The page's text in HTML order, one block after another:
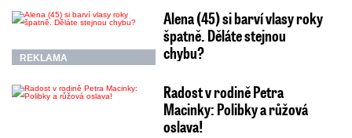
REKLAMA
Alena (45) si barví vlasy roky
špatně. Děláte stejnou
chybu?
Radost v rodině Petra
Macinky: Polibky a růžová
oslava!